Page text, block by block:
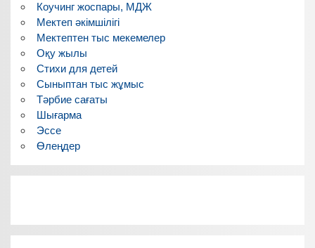
Коучинг жоспары, МДЖ
Мектеп әкімшілігі
Мектептен тыс мекемелер
Оқу жылы
Стихи для детей
Сыныптан тыс жұмыс
Тәрбие сағаты
Шығарма
Эссе
Өлеңдер